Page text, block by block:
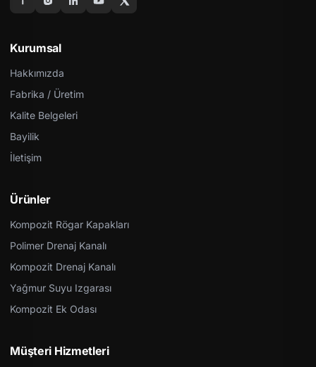
Kurumsal
Hakkımızda
Fabrika / Üretim
Kalite Belgeleri
Bayilik
İletişim
Ürünler
Kompozit Rögar Kapakları
Polimer Drenaj Kanalı
Kompozit Drenaj Kanalı
Yağmur Suyu Izgarası
Kompozit Ek Odası
Müşteri Hizmetleri